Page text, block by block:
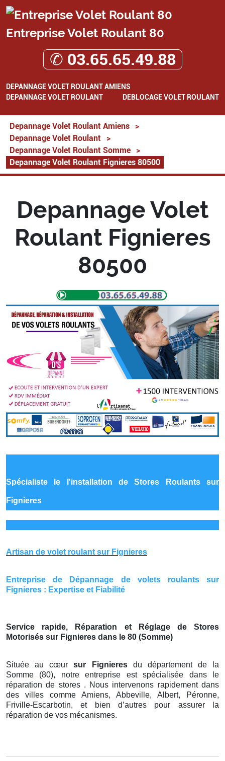
Entreprise Volet Roulant 80
✆ 03.65.65.49.88
DEPANNAGE VOLET ROULANT AMIENS
DEPANNAGE VOLET ROULANT
DEBLOCAGE VOLET ROULANT
Depannage Volet Roulant Amiens
>
Depannage Volet Roulant
>
Depannage Volet Roulant Somme
>
Depannage Volet Roulant Fignieres 80500
Depannage Volet
Roulant Fignieres
80500
Spécialiste le l'installation de Stores Roulants sur
Fignieres
Artisan de volet roulant sur Fignieres
Entreprise de Dépannage de volets roulants sur
Fignieres : Expertise et Fiabilité
Service rapide, Réparation et Réglage de Stores
Motorisés sur Fignieres dans le 80 (Somme)
Située au cœursur Fignieres du département de la
Somme (80), notre entreprise est spécialisée dans le
réparation de stores . Nous intervenons rapidement dans
des villes comme Amiens, Abbeville, Albert, Péronne,
Friville-Escarbotin, et bien d’autres pour assurer la
réparation de vos mécanismes.